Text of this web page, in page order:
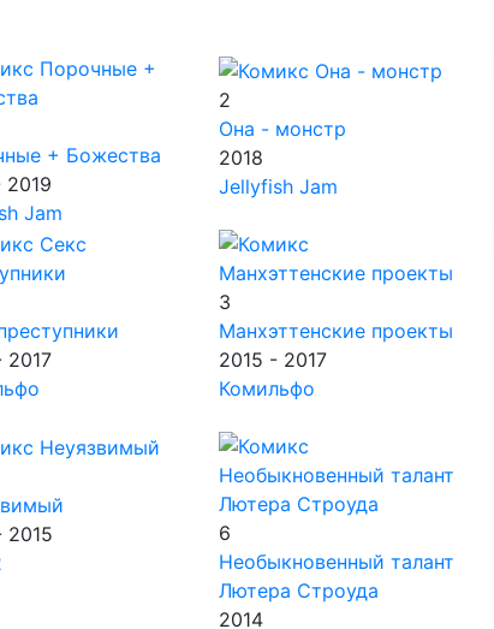
+ Божества
2019
Jam
2
Она - монстр
2018
Jellyfish Jam
2017
3
Манхэттенские проекты
2015 - 2017
Комильфо
2015
6
Необыкновенный талант
Лютера Строуда
2014